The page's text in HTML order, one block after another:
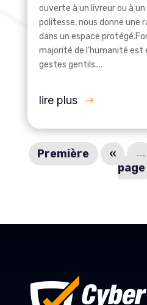
ouverte à un livreur ou à
politesse, nous donne une
dans un espace
majorité de l’humanité est
gestes gentils....
lire plus
Première « ...
page